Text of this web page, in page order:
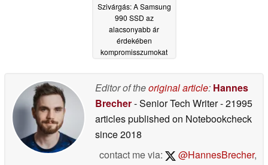
Szivárgás: A Samsung
990 SSD az
alacsonyabb ár
érdekében
kompromisszumokat
Editor of theoriginal article: Hannes
Brecher- Senior Tech Writer- 21995
articles published on Notebookcheck
since 2018
contact me via:
@HannesBrecher,